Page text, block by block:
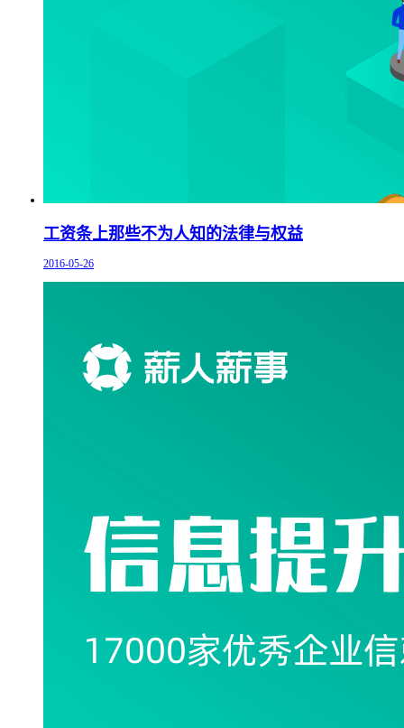
工资条上那些不为人知的法律与权益
2016-05-26